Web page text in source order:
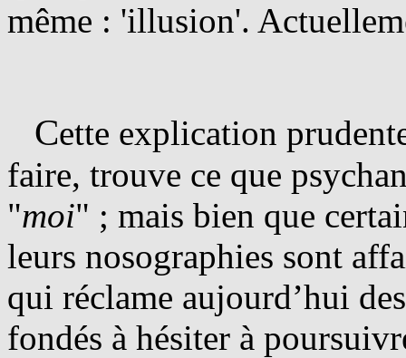
même : 'illusion'.
Cette explication
faire, trouve ce que
"moi" ; mais bien que
leurs nosographies sont
qui réclame aujourd’hui
fondés à hésiter à